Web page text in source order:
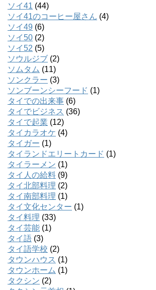
ソイ41 (44)
ソイ41のコーヒー屋さん (4)
ソイ49 (6)
ソイ50 (2)
ソイ52 (5)
ソウルジブ (2)
ソムタム (11)
ソンクラー (3)
ソンブーンシーフード (1)
タイでの出来事 (6)
タイでビジネス (36)
タイで起業 (12)
タイカラオケ (4)
タイガー (1)
タイランドエリートカード (1)
タイラーメン (1)
タイ人の給料 (9)
タイ北部料理 (2)
タイ南部料理 (1)
タイ文化センター (1)
タイ料理 (33)
タイ芸能 (1)
タイ語 (3)
タイ語学校 (2)
タウンハウス (1)
タウンホーム (1)
タクシン (2)